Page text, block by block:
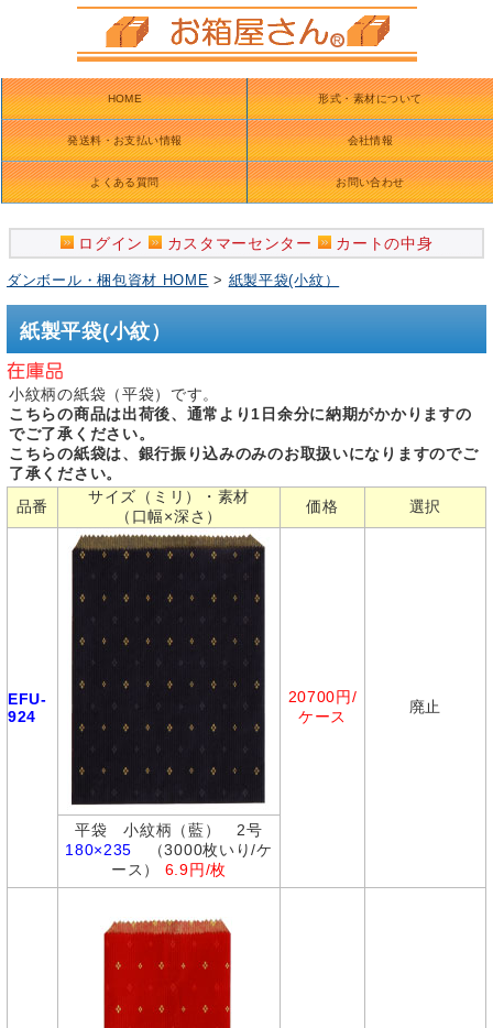
HOME 形式・素材について
発送料・お支払い情報 会社情報
よくある質問 お問い合わせ
ログイン カスタマーセンター カートの中身
ダンボール・梱包資材 HOME > 紙製平袋(小紋）
紙製平袋(小紋）
小紋柄の紙袋（平袋）です。
こちらの商品は出荷後、通常より1日余分に納期がかかりますの
でご了承ください。
こちらの紙袋は、銀行振り込みのみのお取扱いになりますのでご
了承ください。
品番
サイズ（ミリ）・素材
（口幅×深さ）
価格 選択
EFU-
924
20700円/
ケース
廃止
平袋 小紋柄（藍） 2号
180×235
（3000枚いり/ケ
ース） 6.9円/枚